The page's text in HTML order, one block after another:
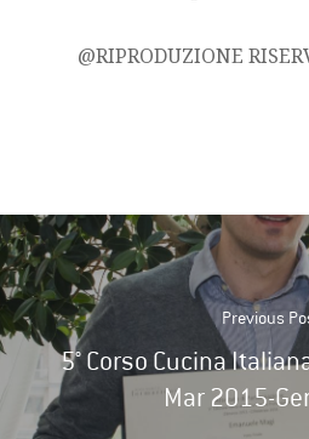
@RIPRODUZIONE
Previous
5° Corso Cucina
Mar 2015-